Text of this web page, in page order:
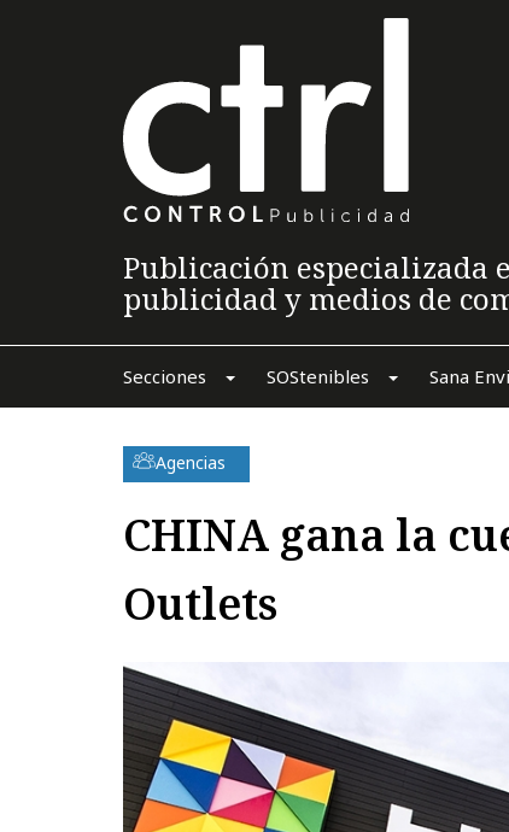
Publicación especializada
publicidad y medios de
Secciones SOStenibles Sana
Agencias
CHINA gana la
Outlets